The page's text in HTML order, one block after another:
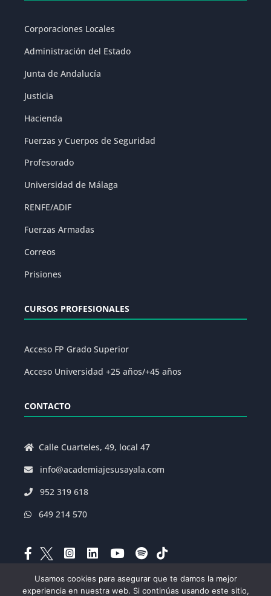
Corporaciones Locales
Administración del Estado
Junta de Andalucía
Justicia
Hacienda
Fuerzas y Cuerpos de Seguridad
Profesorado
Universidad de Málaga
RENFE/ADIF
Fuerzas Armadas
Correos
Prisiones
CURSOS PROFESIONALES
Acceso FP Grado Superior
Acceso Universidad +25 años/+45 años
CONTACTO
Calle Cuarteles, 49, local 47
info@academiajesusayala.com
952 319 618
649 214 570
Usamos cookies para asegurar que te damos la mejor
experiencia en nuestra web. Si continúas usando este sitio,